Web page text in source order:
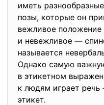
иметь
позы, которые он
вежливое
и невежливое —
называется
Однако самую
в этикетном
к людям играет
этикет.